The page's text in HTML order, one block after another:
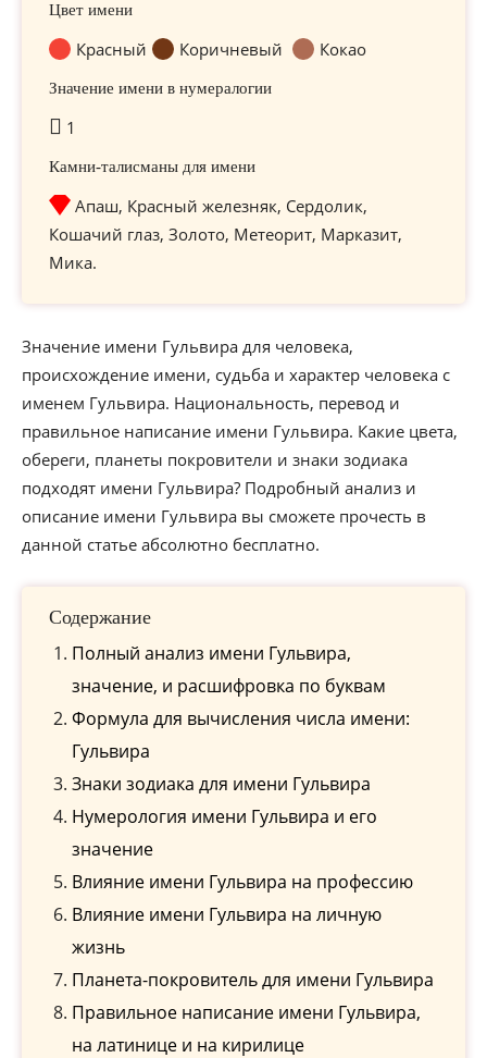
Цвет имени
Красный Коричневый Кокао
Значение имени в нумералогии
1
Камни-талисманы для имени
Апаш, Красный железняк, Сердолик,
Кошачий глаз, Золото, Метеорит, Марказит,
Мика.
Значение имени Гульвира для человека,
происхождение имени, судьба и характер человека с
именем Гульвира. Национальность, перевод и
правильное написание имени Гульвира. Какие цвета,
обереги, планеты покровители и знаки зодиака
подходят имени Гульвира? Подробный анализ и
описание имени Гульвира вы сможете прочесть в
данной статье абсолютно бесплатно.
Содержание
Полный анализ имени Гульвира,
значение, и расшифровка по буквам
Формула для вычисления числа имени:
Гульвира
Знаки зодиака для имени Гульвира
Нумерология имени Гульвира и его
значение
Влияние имени Гульвира на профессию
Влияние имени Гульвира на личную
жизнь
Планета-покровитель для имени Гульвира
Правильное написание имени Гульвира,
на латинице и на кирилице